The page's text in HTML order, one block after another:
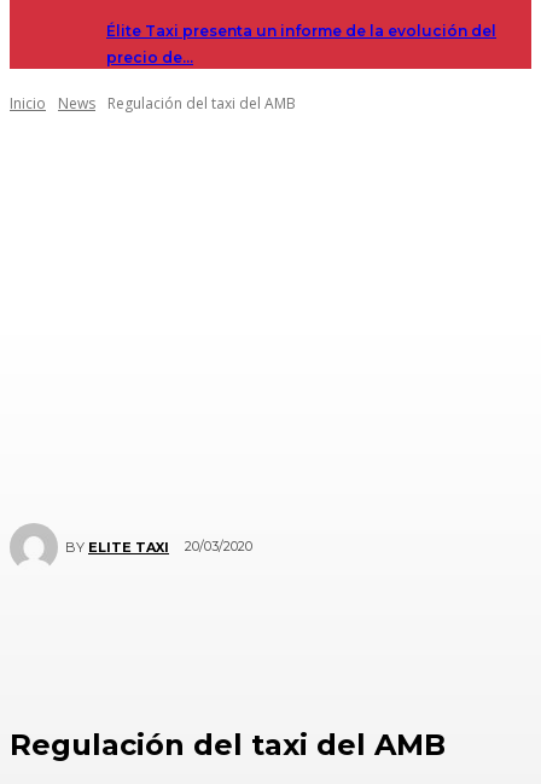
Élite Taxi presenta un informe de la evolución del
precio de…
Inicio News Regulación del taxi del AMB
BY ELITE TAXI 20/03/2020
Regulación del taxi del AMB